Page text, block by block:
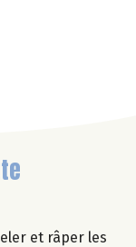
et râper les